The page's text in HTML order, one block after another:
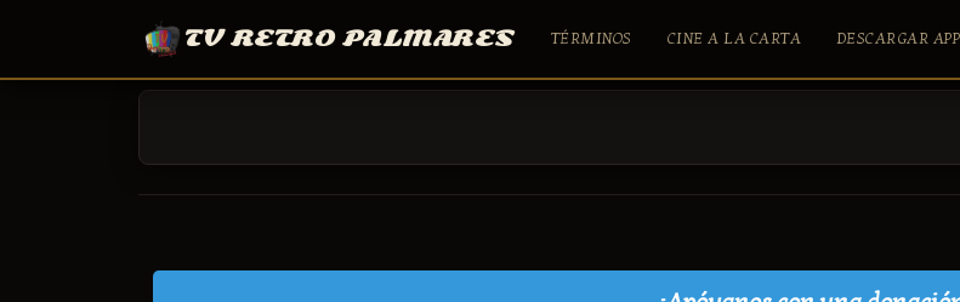
TV RETRO PALMARES TÉRMINOS CINE A LA CARTA DESCARGAR APP